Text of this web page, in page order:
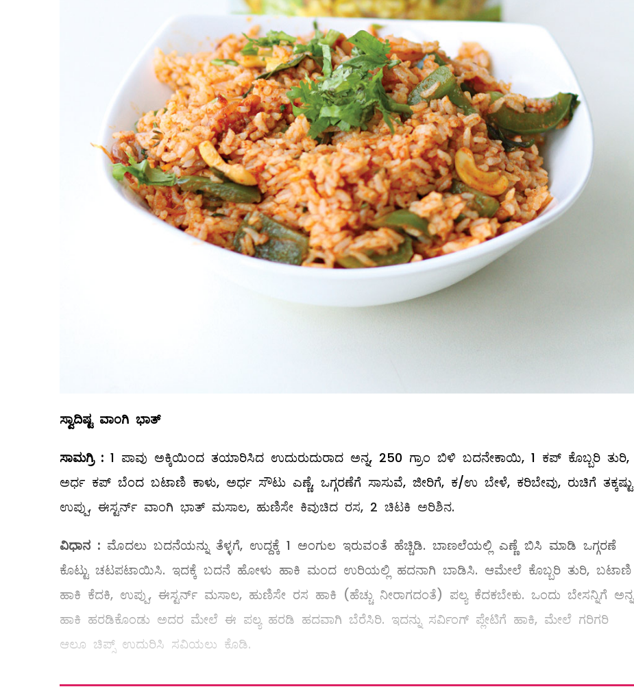
ಸ್ವಾದಿಷ್ಟ ವಾಂಗಿ ಭಾತ್
ಸಾಮಗ್ರಿ : 1 ಪಾವು ಅಕ್ಕಿಯಿಂದ ತಯಾರಿಸಿದ ಉದುರುದುರಾದ ಅನ್ನ, 250 ಗ್ರಾಂ ಬಿಳಿ ಬದನೇಕಾಯಿ, 1 ಕಪ್‌ ಕೊಬ್ಬರಿ ತುರಿ,
ಅರ್ಧ ಕಪ್‌ ಬೆಂದ ಬಟಾಣಿ ಕಾಳು, ಅರ್ಧ ಸೌಟು ಎಣ್ಣೆ, ಒಗ್ಗರಣೆಗೆ ಸಾಸುವೆ, ಜೀರಿಗೆ, ಕ/ಉ ಬೇಳೆ, ಕರಿಬೇವು, ರುಚಿಗೆ ತಕ್ಕಷ್ಟು
ಉಪ್ಪು, ಈಸ್ಟರ್ನ್‌ ವಾಂಗಿ ಭಾತ್‌ ಮಸಾಲ, ಹುಣಿಸೇ ಕಿವುಚಿದ ರಸ, 2 ಚಿಟಕಿ ಅರಿಶಿನ.
ವಿಧಾನ : ಮೊದಲು ಬದನೆಯನ್ನು ತೆಳ್ಳಗೆ, ಉದ್ದಕ್ಕೆ 1 ಅಂಗುಲ ಇರುವಂತೆ ಹೆಚ್ಚಿಡಿ. ಬಾಣಲೆಯಲ್ಲಿ ಎಣ್ಣೆ ಬಿಸಿ ಮಾಡಿ ಒಗ್ಗರಣೆ
ಕೊಟ್ಟು ಚಟಪಟಾಯಿಸಿ. ಇದಕ್ಕೆ ಬದನೆ ಹೋಳು ಹಾಕಿ ಮಂದ ಉರಿಯಲ್ಲಿ ಹದನಾಗಿ ಬಾಡಿಸಿ. ಆಮೇಲೆ ಕೊಬ್ಬರಿ ತುರಿ, ಬಟಾಣಿ
ಹಾಕಿ ಕೆದಕಿ, ಉಪ್ಪು, ಈಸ್ಟರ್ನ್‌ ಮಸಾಲ, ಹುಣಿಸೇ ರಸ ಹಾಕಿ (ಹೆಚ್ಚು ನೀರಾಗದಂತೆ) ಪಲ್ಯ ಕೆದಕಬೇಕು. ಒಂದು ಬೇಸನ್ನಿಗೆ ಅನ್ನ
ಹಾಕಿ ಹರಡಿಕೊಂಡು ಅದರ ಮೇಲೆ ಈ ಪಲ್ಯ ಹರಡಿ ಹದವಾಗಿ ಬೆರೆಸಿರಿ. ಇದನ್ನು ಸರ್ವಿಂಗ್‌ ಪ್ಲೇಟಿಗೆ ಹಾಕಿ, ಮೇಲೆ ಗರಿಗರಿ
ಆಲೂ ಚಿಪ್ಸ್ ಉದುರಿಸಿ ಸವಿಯಲು ಕೊಡಿ.